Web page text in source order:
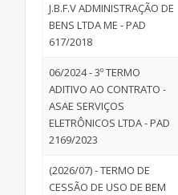
J.B.F.V ADMINISTRAÇÃO DE
BENS LTDA ME - PAD
617/2018
06/2024 - 3º TERMO
ADITIVO AO CONTRATO -
ASAE SERVIÇOS
ELETRÔNICOS LTDA - PAD
2169/2023
(2026/07) - TERMO DE
CESSÃO DE USO DE BEM